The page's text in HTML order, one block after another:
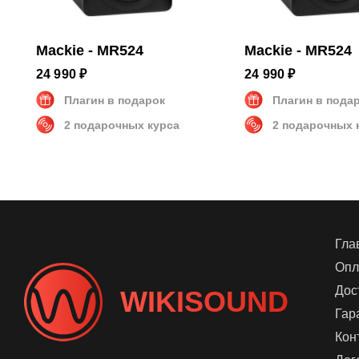
Mackie - MR524
24 990 ₽
Плагин в подарок
2 подарочных курса
Mackie - MR524
24 990 ₽
Плагин в
2 подарочных
WIKISOUND